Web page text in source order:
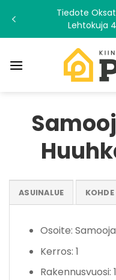
content
Tiedote
Lehtokuja
ASUINALUE KOHDE
Osoite:
Kerros: 1
Rakennusvuosi: